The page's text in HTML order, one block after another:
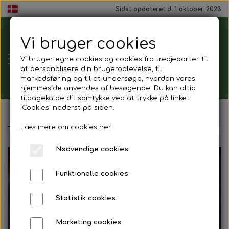
Sidst opdateret d. 1 oktober 2023
Tårnborg
Forsamlingshus
Gavekort
Mad ud af huset
Mindestund
Forside Mad ud af huset Franskbrød m. pålæg
Vi bruger cookies
Vi bruger egne cookies og cookies fra tredjeparter til
at personalisere din brugeroplevelse, til
markedsføring og til at undersøge, hvordan vores
hjemmeside anvendes af besøgende. Du kan altid
tilbagekalde dit samtykke ved at trykke på linket
'Cookies' nederst på siden.
Læs mere om cookies her
Nødvendige cookies
Funktionelle cookies
Statistik cookies
Marketing cookies